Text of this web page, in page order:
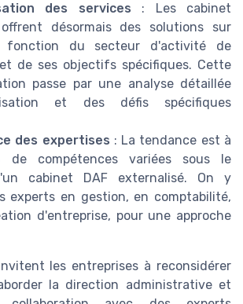
des services : Les cabinet
désormais des solutions sur
fonction du secteur d'activité de
de ses objectifs spécifiques. Cette
passe par une analyse détaillée
et des défis spécifiques
des expertises : La tendance est à
de compétences variées sous le
cabinet DAF externalisé. On y
experts en gestion, en comptabilité,
d'entreprise, pour une approche
les entreprises à reconsidérer
la direction administrative et